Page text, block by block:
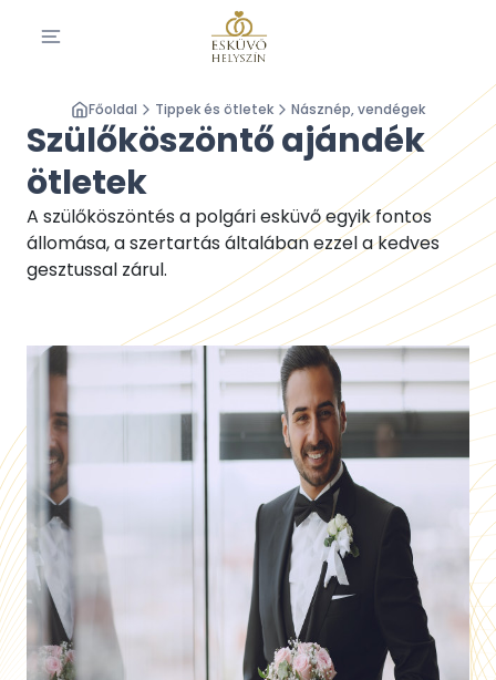
Főoldal Tippek és ötletek Násznép, vendégek
Szülőköszöntő ajándék
ötletek
A szülőköszöntés a polgári esküvő egyik fontos
állomása, a szertartás általában ezzel a kedves
gesztussal zárul.